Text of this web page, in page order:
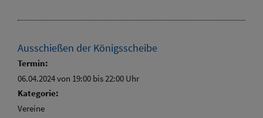
Ausschießen der Königsscheibe
Termin:
06.04.2024 von 19:00 bis 22:00 Uhr
Kategorie:
Vereine